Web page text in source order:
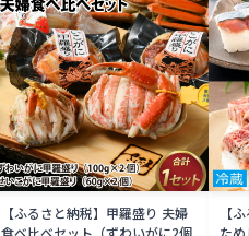
【ふるさと納税】甲羅盛り 夫婦
食べ比べセット（ずわいがに2個
【
た